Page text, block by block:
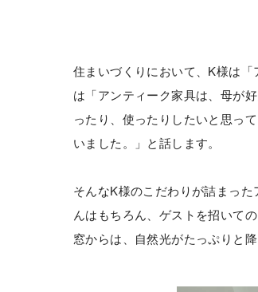
住まいづくりにおいて、K様は
は「アンティーク家具は、母が
ったり、使ったりしたいと思っ
いました。」と話します。
そんなK様のこだわりが詰まっ
んはもちろん、ゲストを招いて
窓からは、自然光がたっぷりと